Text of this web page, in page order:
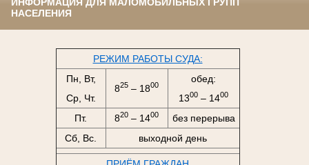
НАСЕЛЕНИЯ
РЕЖИМ РАБОТЫ СУДА:
Пн, Вт,
Ср, Чт.
825 – 1800
обед:
1300 – 1400
Пт. 820 – 1400
без перерыва
Сб, Вс.
выходной день